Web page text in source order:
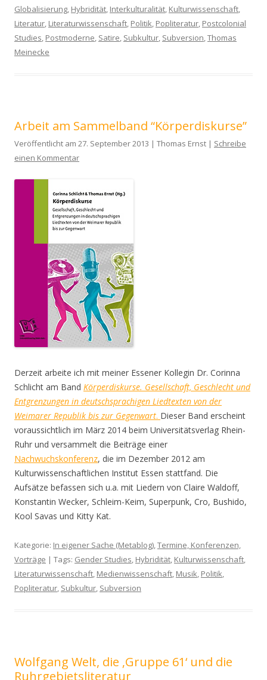
Globalisierung, Hybridität, Interkulturalität, Kulturwissenschaft,
Literatur, Literaturwissenschaft, Politik, Popliteratur, Postcolonial
Studies, Postmoderne, Satire, Subkultur, Subversion,Thomas
Meinecke
Arbeit am Sammelband “Körperdiskurse”
Veröffentlicht am 27. September 2013 | Thomas Ernst | Schreibe
einen Kommentar
Derzeit arbeite ich mit meiner Essener Kollegin Dr. Corinna
Schlicht am Band Körperdiskurse. Gesellschaft, Geschlecht und
Entgrenzungen in deutschsprachigen Liedtexten von der
Weimarer Republik bis zur Gegenwart. Dieser Band erscheint
voraussichtlich im März 2014 beim Universitätsverlag Rhein-
Ruhr und versammelt die Beiträge einer
Nachwuchskonferenz, die im Dezember 2012 am
Kulturwissenschaftlichen Institut Essen stattfand. Die
Aufsätze befassen sich u.a. mit Liedern von Claire Waldoff,
Konstantin Wecker, Schleim-Keim, Superpunk, Cro, Bushido,
Kool Savas und Kitty Kat.
Kategorie: In eigener Sache (Metablog),Termine, Konferenzen,
Vorträge | Tags: Gender Studies, Hybridität, Kulturwissenschaft,
Literaturwissenschaft, Medienwissenschaft, Musik, Politik,
Popliteratur, Subkultur, Subversion
Wolfgang Welt, die ‚Gruppe 61‘ und die
Ruhrgebietsliteratur